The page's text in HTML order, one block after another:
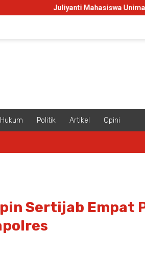
Mahasiswa Unimal Jalani KKN
Hukum Politik Artikel Opini
Sertijab Empat